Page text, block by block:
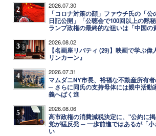
2 2026.07.30
「コロナ対策の顔」ファウチ氏の「
日記公開」「公聴会で100回以上の黙
ランプ政権の最終的な狙いは「中国の
3 2026.08.02
【名画座リバティ (29)】映画で学ぶ
リンカーン』
4 2026.07.31
マムダニNY市長、裕福な不動産所有
─ さらに同氏の支持母体には親中活動
義へばく進
5 2026.08.06
高市政権の消費減税決定に、"公約に
党が猛反発 ─ 一歩前進ではあるが「
い